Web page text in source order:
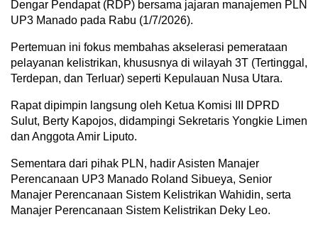
Dengar Pendapat (RDP) bersama jajaran manajemen PLN
UP3 Manado pada Rabu (1/7/2026).
Pertemuan ini fokus membahas akselerasi pemerataan
pelayanan kelistrikan, khususnya di wilayah 3T (Tertinggal,
Terdepan, dan Terluar) seperti Kepulauan Nusa Utara.
​Rapat dipimpin langsung oleh Ketua Komisi III DPRD
Sulut, Berty Kapojos, didampingi Sekretaris Yongkie Limen
dan Anggota Amir Liputo.
Sementara dari pihak PLN, hadir Asisten Manajer
Perencanaan UP3 Manado Roland Sibueya, Senior
Manajer Perencanaan Sistem Kelistrikan Wahidin, serta
Manajer Perencanaan Sistem Kelistrikan Deky Leo.